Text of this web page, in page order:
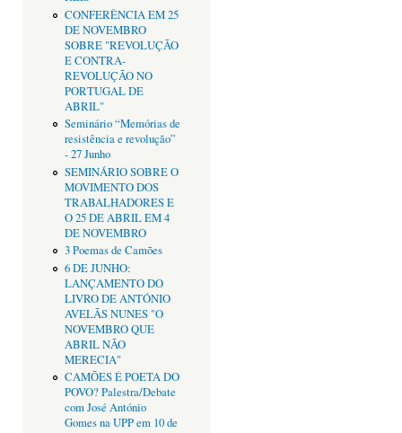
CONFERÊNCIA EM 25
DE NOVEMBRO
SOBRE "REVOLUÇÃO
E CONTRA-
REVOLUÇÃO NO
PORTUGAL DE
ABRIL"
Seminário “Memórias de
resistência e revolução”
- 27 Junho
SEMINÁRIO SOBRE O
MOVIMENTO DOS
TRABALHADORES E
O 25 DE ABRIL EM 4
DE NOVEMBRO
3 Poemas de Camões
6 DE JUNHO:
LANÇAMENTO DO
LIVRO DE ANTÓNIO
AVELÃS NUNES "O
NOVEMBRO QUE
ABRIL NÃO
MERECIA"
CAMÕES É POETA DO
POVO? Palestra/Debate
com José António
Gomes na UPP em 10 de